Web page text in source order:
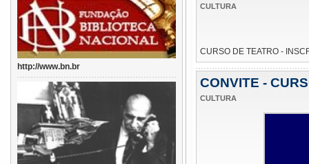
http://www.bn.br
CULTURA
CURSO DE TEATRO -
CONVITE -
CULTURA